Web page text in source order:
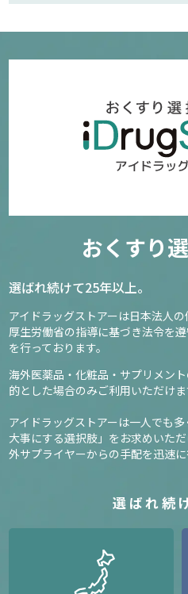
おくすり
選ばれ続けて25年以上。
アイドラッグストアーは日本法人の
厚生労働省の指導に基づき法令を遵
を行っております。
海外医薬品・化粧品・サプリメント
的とした場合のみご利用いただけま
アイドラッグストアーは一人でも
大事にする選択肢」をお求めいただ
外サプライヤーからの手配を迅速に
選ばれ続